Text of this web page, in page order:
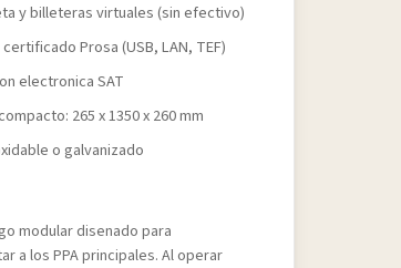
y billeteras virtuales (sin efectivo)
Prosa (USB, LAN, TEF)
electronica SAT
265 x 1350 x 260 mm
o galvanizado
modular disenado para
a los PPA principales. Al operar